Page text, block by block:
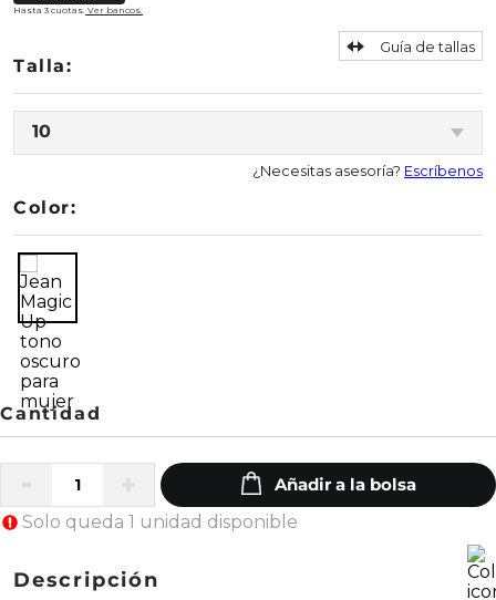
Hasta 3 cuotas. Ver bancos.
10
Guía de tallas
¿Necesitas asesoría? Escríbenos
Color:
Solo queda 1 unidad disponible
Descripción